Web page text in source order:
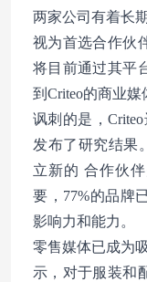
两家公司有着长
视为首选合作伙
将目前通过其平
到Criteo的商业媒
讽刺的是，
发布了研究结果
立新的 合作伙
要，77%的品牌
影响力和能力。
零售媒体已成为
示，对于服装和